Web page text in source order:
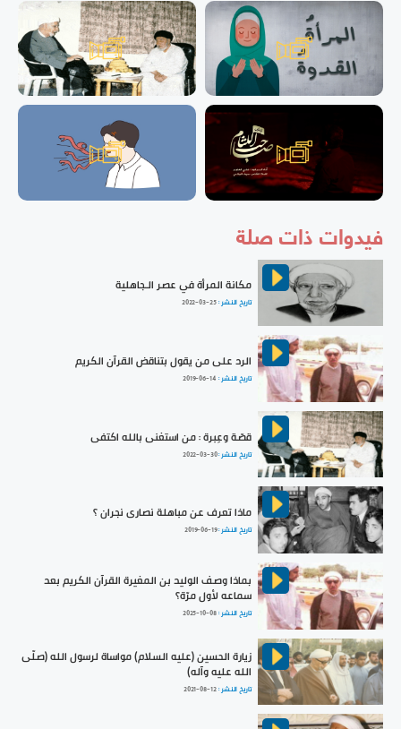
فيدوات ذات صلة
مكانة المرأة في عصر الـجاهلية
تاريخ النشر :2022-03-25
الرد على من يقول بتناقض القرآن الكريم
تاريخ النشر : 2019-06-14
قصّة وعِبرة : من استغنى بالله اكتفى
تاريخ النشر :2022-03-30
ماذا تعرف عن مباهلة نصارى نجران ؟
تاريخ النشر :2019-06-19
بماذا وصف الوليد بن المغيرة القرآن الكريم بعد
سماعه لأول مرّة؟
تاريخ النشر :2025-10-08
زيارة الحسين (عليه السلام) مواساة لرسول الله (صلّى
الله عليه وآله)
تاريخ النشر :2021-08-12